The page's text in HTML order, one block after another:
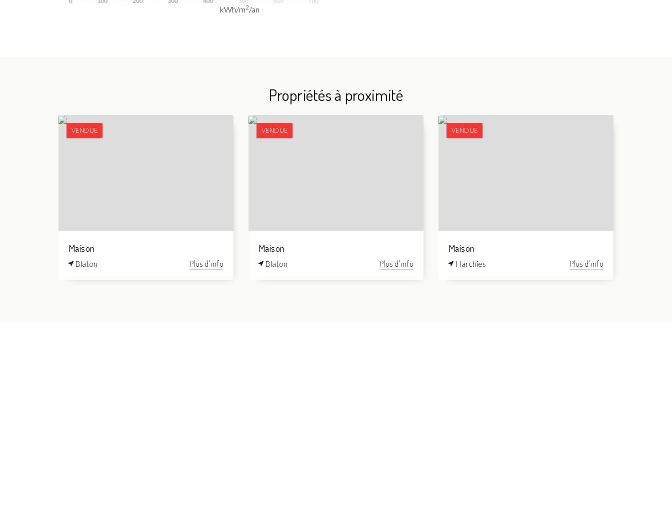
kWh/m2/an
Propriétés à proximité
VENDUE
Maison
Blaton Plus d'info
VENDUE
Maison
Blaton Plus d'info
VENDUE
Maison
Harchies Plus d'info